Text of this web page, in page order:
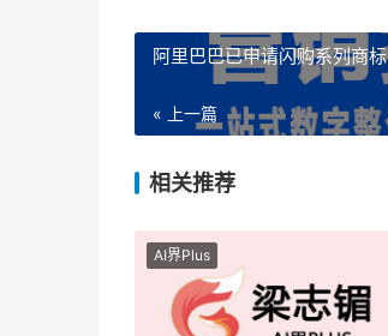
阿里巴巴已申请闪购系列商标
« 上一篇
相关推荐
AI界Plus